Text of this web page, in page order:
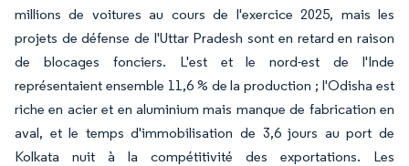
millions de voitures au cours de l'exercice 2025, mais les
projets de défense de l'Uttar Pradesh sont en retard en raison
de blocages fonciers. L'est et le nord-est de l'Inde
représentaient ensemble 11,6 % de la production ; l'Odisha est
riche en acier et en aluminium mais manque de fabrication en
aval, et le temps d'immobilisation de 3,6 jours au port de
Kolkata nuit à la compétitivité des exportations. Les